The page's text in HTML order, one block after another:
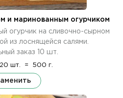
и маринованным огурчиком
огурчик на сливочно-сырном
из лоснящейся салями.
заказ 10 шт.
20 шт. = 500 г.